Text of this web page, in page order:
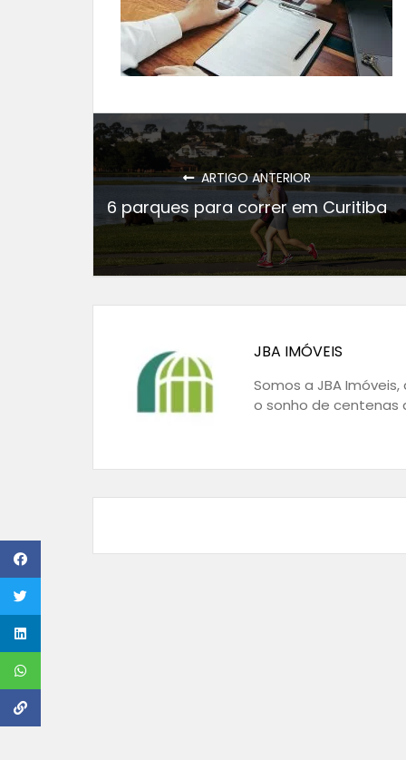
ARTIGO ANTERIOR
6 parques para correr em Curitiba
JBA IMÓVEIS
Somos a JBA
o sonho de centenas